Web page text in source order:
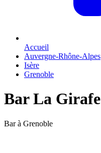
Accueil
Auvergne-Rhône-Alpes
Isère
Grenoble
Bar La Girafe
Bar à Grenoble